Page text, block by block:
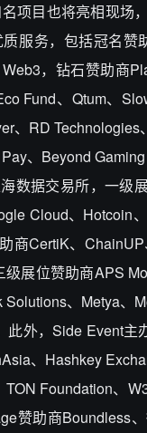
项目也将亮相现场
服务，包括冠名赞
，钻石赞助商
Fund、Qtum、
、RD
、Beyond
数据交易所，一级
Cloud、Hotcoin
商CertiK、
级展位赞助商APS
Solutions、Metya、
此外，Side Event主
、Hashkey
TON Foundation、
赞助商Boundless